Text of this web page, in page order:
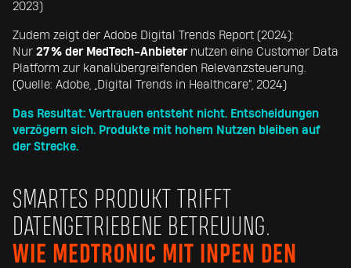
2023)
Zudem zeigt der Adobe Digital Trends Report (2024):
Nur 27 % der MedTech-Anbieternutzen eine Customer Data
Platform zur kanalübergreifenden Relevanzsteuerung.
(Quelle: Adobe, „Digital Trends in Healthcare“, 2024)
Das Resultat: Vertrauen entsteht nicht. Entscheidungen
verzögern sich. Produkte mit hohem Nutzen bleiben auf
der Strecke.
SMARTES PRODUKT TRIFFT
DATENGETRIEBENE BETREUUNG.
WIE MEDTRONIC MIT INPEN DEN